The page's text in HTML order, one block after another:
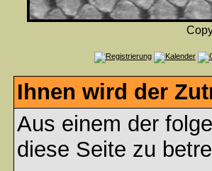
Ihnen wird der
Aus einem der
diese Seite zu